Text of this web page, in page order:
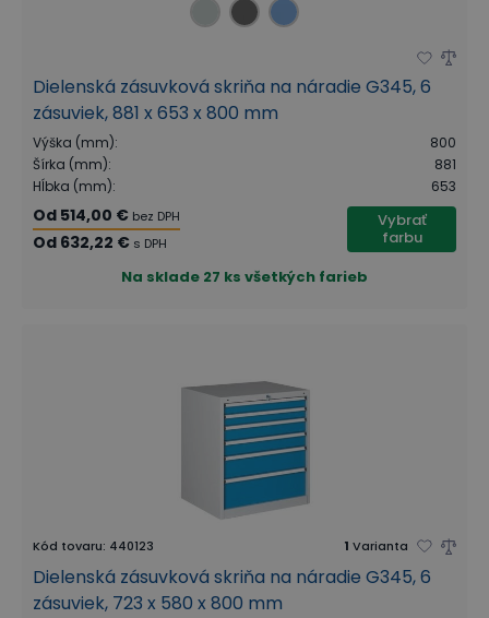
Dielenská zásuvková skriňa na náradie G345, 6
zásuviek, 881 x 653 x 800 mm
Výška (mm):
800
Šírka (mm):
881
Hĺbka (mm): 653
Od 514,00 € bez DPH
Od 632,22 € s DPH
Vybrať
farbu
Na sklade 27 ks všetkých farieb
Kód tovaru: 440123 1 Varianta
Dielenská zásuvková skriňa na náradie G345, 6
zásuviek, 723 x 580 x 800 mm